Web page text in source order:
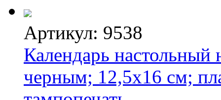
Артикул: 9538
Календарь настольный
черным; 12,5х16 см;